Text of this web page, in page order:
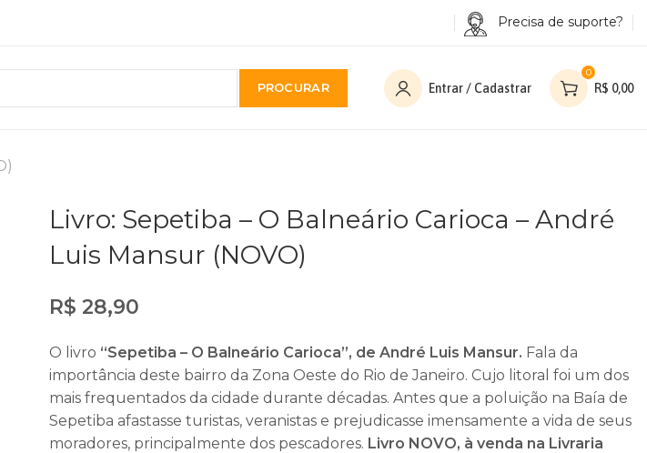
Precisa de suporte?
PROCURAR Entrar / Cadastrar
0
R$ 0,00
Livro: Sepetiba – O Balneário Carioca – André
Luis Mansur (NOVO)
R$ 28,90
O livro “Sepetiba – O Balneário Carioca”, de André Luis Mansur. Fala da
importância deste bairro da Zona Oeste do Rio de Janeiro. Cujo litoral foi um dos
mais frequentados da cidade durante décadas. Antes que a poluição na Baía de
Sepetiba afastasse turistas, veranistas e prejudicasse imensamente a vida de seus
moradores, principalmente dos pescadores. Livro NOVO, à venda na Livraria